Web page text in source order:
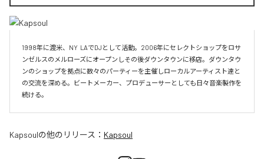
1998年に渡米、NY  LAでDJとして活動。2006年にセレクトショップをロサ
ンゼルスのメルローズにオープンしその後ダウンタウンに移店。ダウンタウ
ンのショップを拠点に数々のパーティーを主催しローカルアーティスト達と
の交流を深める。ビートメーカー、プロデューサーとしても日々音楽製作を
続ける。
Kapsoulの他のリリース： Kapsoul